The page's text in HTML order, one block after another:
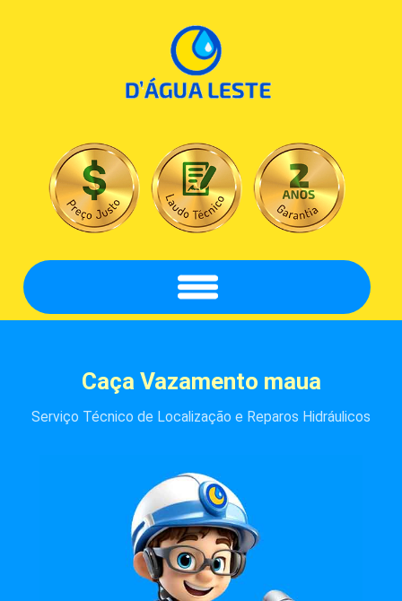
Caça Vazamento maua
Serviço Técnico de Localização e Reparos Hidráulicos